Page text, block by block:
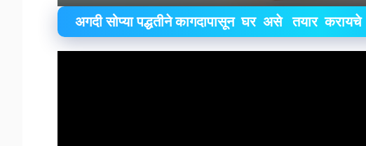
अगदी सोप्या पद्धतीने कागदापासून घर असे तयार करायचे